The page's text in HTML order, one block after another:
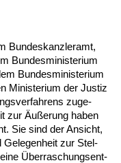
Bun­des­kanz­ler­amt,
Bun­des­mi­nis­te­ri­um
Bun­des­mi­nis­te­ri­um
Mi­nis­te­ri­um der Jus­tiz
zu­ge­
zur Äußerung ha­ben
Sie sind der An­sicht,
Ge­le­gen­heit zur Stel­
Über­ra­schungs­ent­